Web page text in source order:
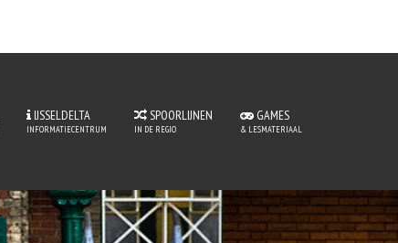
IJSSELDELTA
INFORMATIECENTRUM
SPOORLIJNEN
IN DE REGIO
GAMES
& LESMATERIAAL